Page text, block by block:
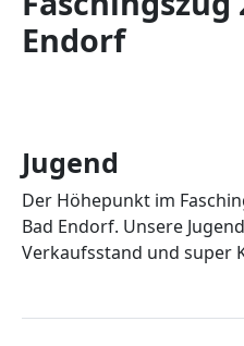
Endorf
Jugend
Der Höhepunkt im
Bad Endorf. Unsere
Verkaufsstand und super